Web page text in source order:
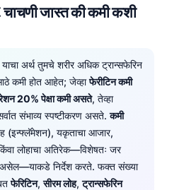
जास्त की कमी कशी
अर्थ तुमचे शरीर अधिक ट्रान्सफेरिन
कमी होत आहेत; जेव्हाफेरीटिन कमी
20% पेक्षा कमी असते, तेव्हा
संभाव्य स्पष्टीकरण असते.कमी
(इन्फ्लॅमेशन), यकृताचा आजार,
लोहाचा अतिरेक—विशेषतः जर
निर्देश करते. फक्त संख्या
फेरिटिन,सीरम लोह,ट्रान्सफेरिन